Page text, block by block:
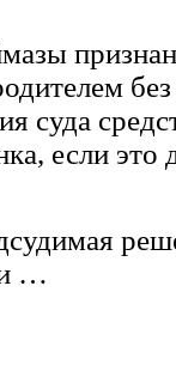
суда
если это
…